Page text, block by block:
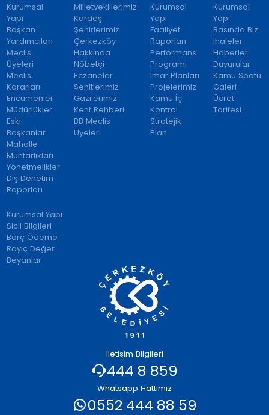
Kurumsal
Yapı
Başkan
Yardımcıları
Meclis
Üyeleri
Meclis
Kararları
Encümenler
Müdürlükler
Eski
Başkanlar
Mahalle
Muhtarlıkları
Yönetmelikler
Dış Denetim
Raporları
Milletvekillerimiz
Kardeş
Şehirlerimiz
Çerkezköy
Hakkında
Nöbetçi
Eczaneler
Şehitlerimiz
Gazilerimiz
Kent Rehberi
BB Meclis
Üyeleri
Kurumsal
Yapı
Faaliyet
Raporları
Performans
Programı
İmar Planları
Projelerimiz
Kamu İç
Kontrol
Stratejik
Plan
Kurumsal
Yapı
Basında Biz
İhaleler
Haberler
Duyurular
Kamu Spotu
Galeri
Ücret
Tarifesi
Kurumsal Yapı
Sicil Bilgileri
Borç Ödeme
Rayiç Değer
Beyanlar
İletişim Bilgileri
444 8 859
Whatsapp Hattımız
0552 444 88 59